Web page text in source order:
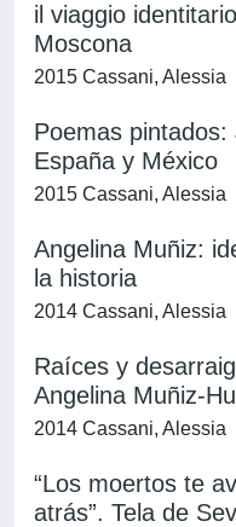
il viaggio
Moscona
2015 Cassani, Alessia
Poemas
España y México
2015 Cassani, Alessia
Angelina Muñiz:
la historia
2014 Cassani, Alessia
Raíces y
Angelina Muñiz-
2014 Cassani, Alessia
“Los moertos te
atrás”. Tela de